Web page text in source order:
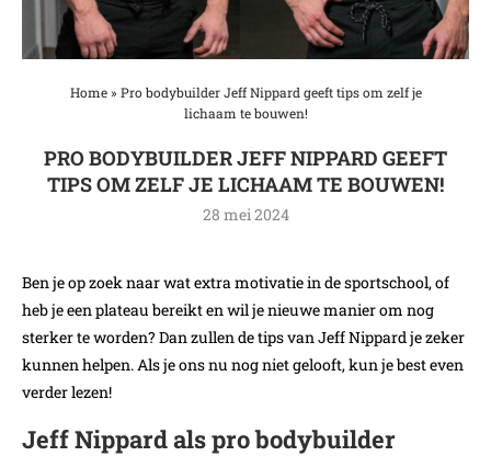
Home» Pro bodybuilder Jeff Nippard geeft tips om zelf je
lichaam te bouwen!
PRO BODYBUILDER JEFF NIPPARD GEEFT
TIPS OM ZELF JE LICHAAM TE BOUWEN!
28 mei 2024
Ben je op zoek naar wat extra motivatie in de sportschool, of
heb je een plateau bereikt en wil je nieuwe manier om nog
sterker te worden? Dan zullen de tips van Jeff Nippard je zeker
kunnen helpen. Als je ons nu nog niet gelooft, kun je best even
verder lezen!
Jeff Nippard als pro bodybuilder